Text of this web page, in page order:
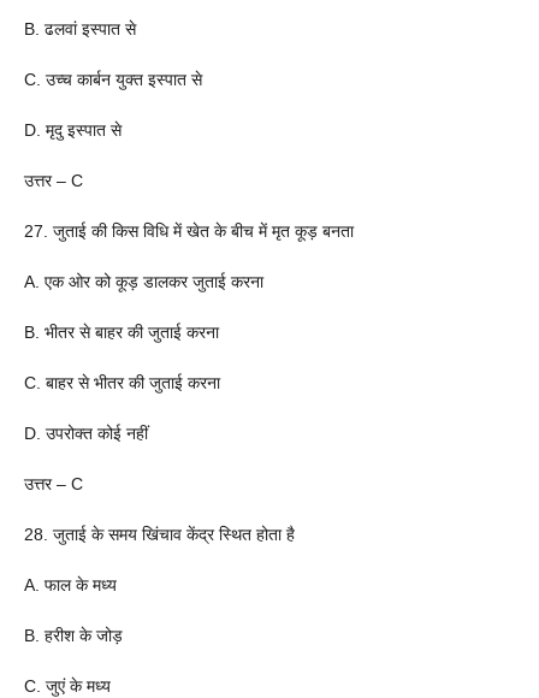
B. ढलवां इस्पात से
C. उच्च कार्बन युक्त इस्पात से
D. मृदु इस्पात से
उत्तर – C
27. जुताई की किस विधि में खेत के बीच में मृत कूड़ बनता
A. एक ओर को कूड़ डालकर जुताई करना
B. भीतर से बाहर की जुताई करना
C. बाहर से भीतर की जुताई करना
D. उपरोक्त कोई नहीं
उत्तर – C
28. जुताई के समय खिंचाव केंद्र स्थित होता है
A. फाल के मध्य
B. हरीश के जोड़
C. जुएं के मध्य